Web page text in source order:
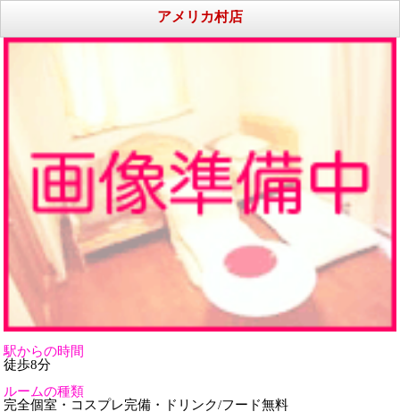
アメリカ村店
駅からの時間
徒歩8分
ルームの種類
完全個室・コスプレ完備・ドリンク/フード無料